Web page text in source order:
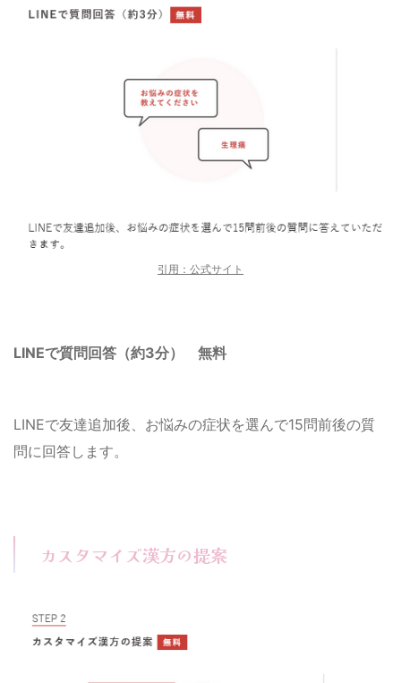
引用：公式サイト
LINEで質問回答（約3分） 無料
LINEで友達追加後、お悩みの症状を選んで15問前後の質
問に回答します。
カスタマイズ漢方の提案